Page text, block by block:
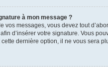
à mon message ?
vos messages, vous devez tout
d’insérer votre signature. Vous
dernière option, il ne vous sera